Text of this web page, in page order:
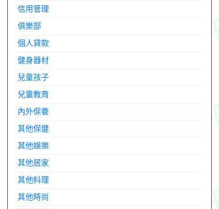
信用管理
俱樂部
個人貸款
健身器材
兒童孩子
兒童教育
內外保養
其他保健
其他娛樂
其他居家
其他料理
其他時尚